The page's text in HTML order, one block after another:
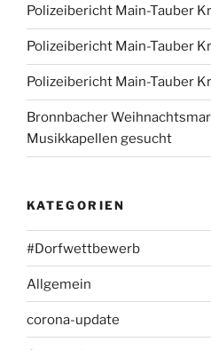
Polizeibericht Main-Tauber
Polizeibericht Main-Tauber
Polizeibericht Main-Tauber
Bronnbacher
Musikkapellen gesucht
KATEGORIEN
#Dorfwettbewerb
Allgemein
corona-update